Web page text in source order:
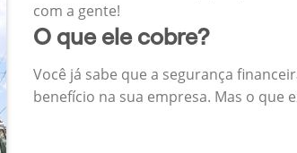
com a gente!
O que ele cobre?
Você já sabe que a segurança
benefício na sua empresa. Mas o que